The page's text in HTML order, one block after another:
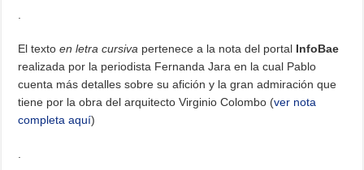
El textoen letra cursiva pertenece a la nota del portal InfoBae
realizada por la periodista Fernanda Jara en la cual Pablo
cuenta más detalles sobre su afición y la gran admiración que
tiene por la obra del arquitecto Virginio Colombo (ver nota
completa aquí)